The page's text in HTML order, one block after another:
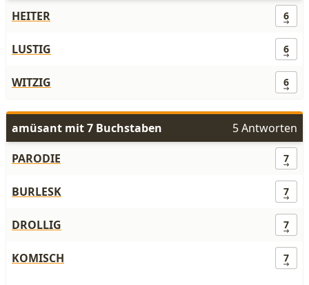
HEITER
6
LUSTIG 6
WITZIG 6
amüsant mit 7 Buchstaben
5 Antworten
PARODIE
7
BURLESK 7
DROLLIG 7
KOMISCH 7